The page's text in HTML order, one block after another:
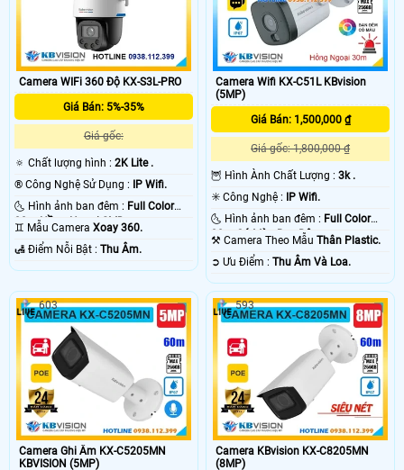
Camera WIFi 360 Độ KX-S3L-PRO
Giá Bán: 5%-35%
Giá gốc:
🔅 Chất lượng hình : 2K Lite .
®️ Công Nghệ Sử Dụng : IP Wifi.
🌜 Hình ảnh ban đêm : Full Color
30m Hồng Ngoại SMD.
♊ Mẫu Camera Xoay 360.
️🛃 Điểm Nỗi Bật : Thu Âm.
Camera Wifi KX-C51L KBvision
(5MP)
Giá Bán: 1,500,000 ₫
Giá gốc: 1,800,000 ₫
🦉 Hình Ành Chất Lượng :3k .
✳️ Công Nghệ : IP Wifi.
🌜 Hình ảnh ban đêm : Full Color
30m Có Màu Ban Ðêm.
⚒ Camera Theo MẫuThân Plastic.
️➲ Ưu Điểm :Thu Âm Và Loa.
Camera Ghi Âm KX-C5205MN
KBVISION (5MP)
603
Camera KBvision KX-C8205MN
(8MP)
593